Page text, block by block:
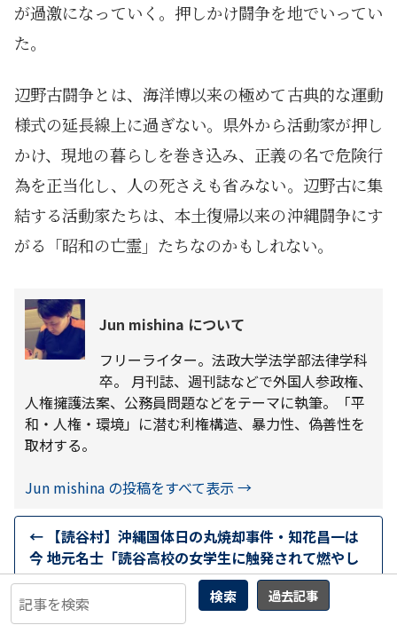
検索 過去記事
が過激になっていく。押しかけ闘争を地でいってい
た。
辺野古闘争とは、海洋博以来の極めて古典的な運動
様式の延長線上に過ぎない。県外から活動家が押し
かけ、現地の暮らしを巻き込み、正義の名で危険行
為を正当化し、人の死さえも省みない。辺野古に集
結する活動家たちは、本土復帰以来の沖縄闘争にす
がる「昭和の亡霊」たちなのかもしれない。
Jun mishina について
フリーライター。法政大学法学部法律学科
卒。 月刊誌、週刊誌などで外国人参政権、
人権擁護法案、公務員問題などをテーマに執筆。「平
和・人権・環境」に潜む利権構造、暴力性、偽善性を
取材する。
Jun mishina の投稿をすべて表示 →
← 【読谷村】沖縄国体日の丸焼却事件・知花昌一は
今 地元名士「読谷高校の女学生に触発されて燃やし
た」
曲輪クエスト(454) 松本市島内